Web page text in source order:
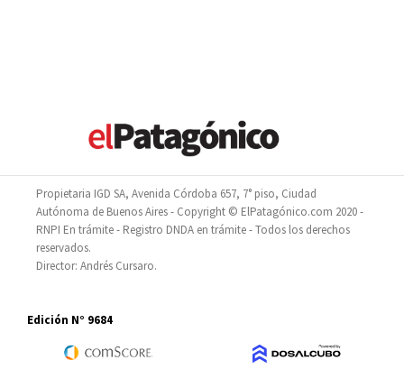
Propietaria IGD SA, Avenida Córdoba 657, 7° piso, Ciudad
Autónoma de Buenos Aires - Copyright © ElPatagónico.com 2020 -
RNPI En trámite - Registro DNDA en trámite - Todos los derechos
reservados.
Director: Andrés Cursaro.
Edición N° 9684